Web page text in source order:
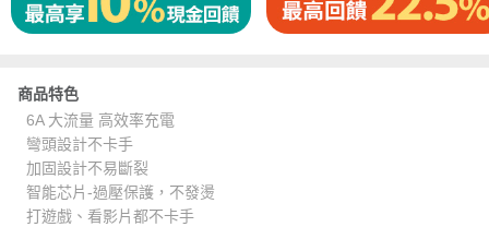
商品特色
6A 大流量 高效率充電
彎頭設計不卡手
加固設計不易斷裂
智能芯片-過壓保護，不發燙
打遊戲、看影片都不卡手